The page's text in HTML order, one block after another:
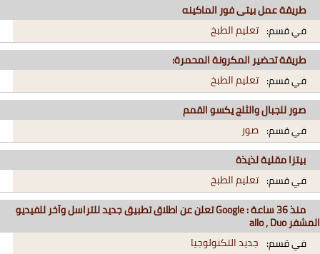
طريقة عمل بيتى فور الماكينه
في قسم: تعليم الطبخ
طريقة تحضير المكرونة المحمرة:
في قسم: تعليم الطبخ
صور للجبال والثلج يكسو القمم
في قسم: صور
بيتزا مقلية لذيذة
في قسم: تعليم الطبخ
منذ 36 ساعة : Google تعلن عن اطلاق تطبيق جديد للتراسل وآخر للفيديو
المشفر allo , Duo
في قسم: جديد التكنولوجيا